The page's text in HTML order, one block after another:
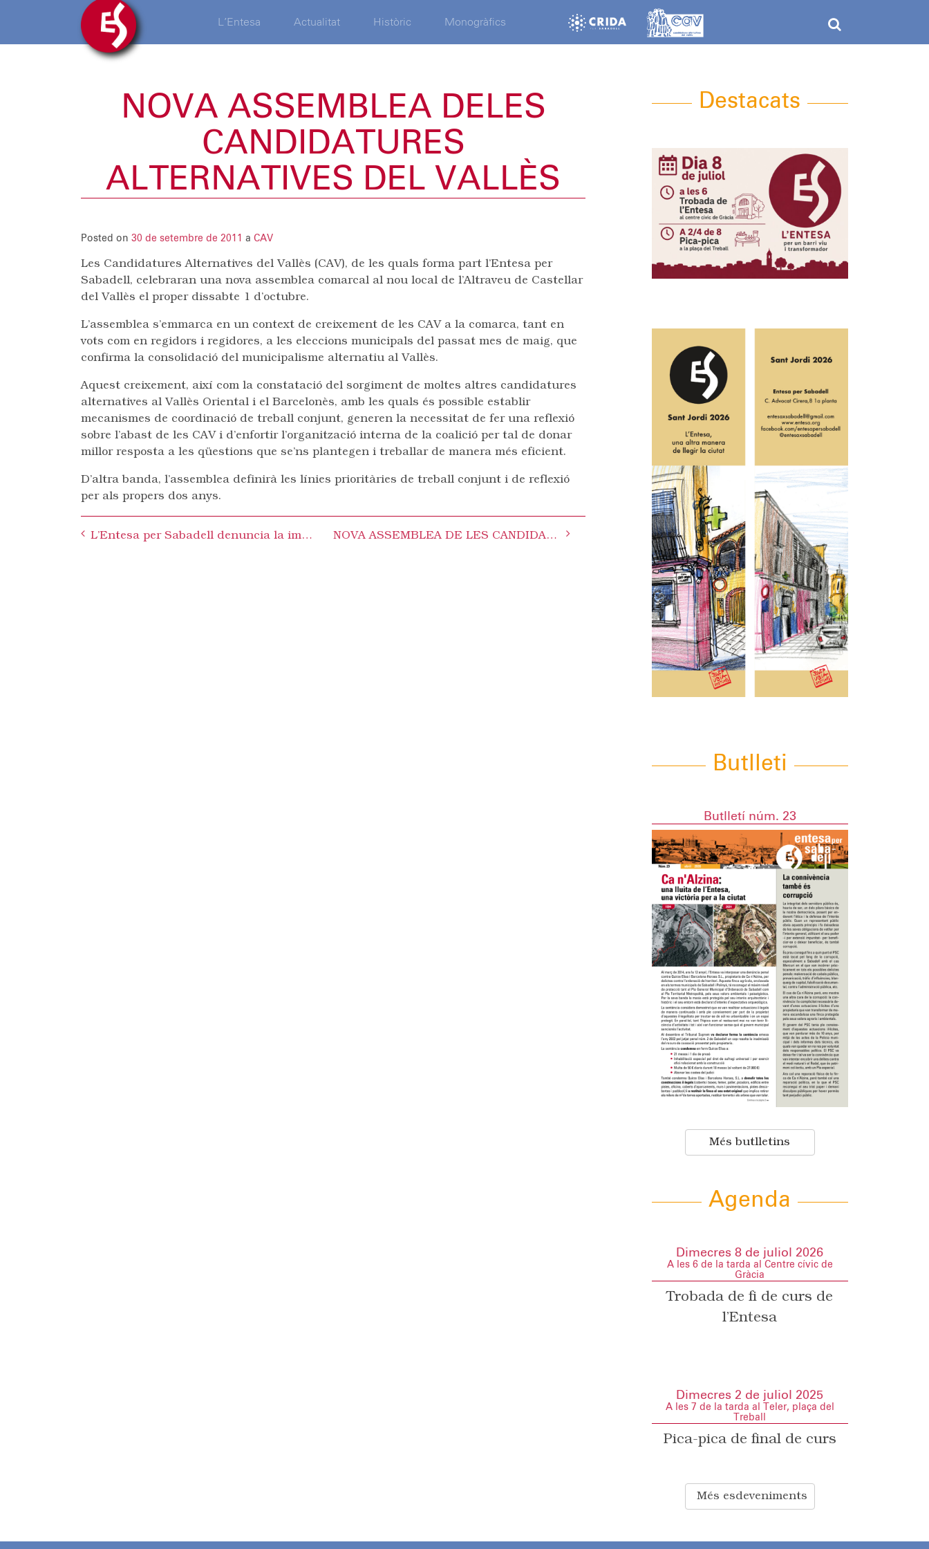
L’Entesa Actualitat Històric Monogràfics
NOVA ASSEMBLEA DELES
CANDIDATURES
ALTERNATIVES DEL VALLÈS
Posted on 30 de setembre de 2011 a CAV
Les Candidatures Alternatives del Vallès (CAV), de les quals forma part l’Entesa per
Sabadell, celebraran una nova assemblea comarcal al nou local de l’Altraveu de Castellar
del Vallès el proper dissabte 1 d’octubre.
L’assemblea s’emmarca en un context de creixement de les CAV a la comarca, tant en
vots com en regidors i regidores, a les eleccions municipals del passat mes de maig, que
confirma la consolidació del municipalisme alternatiu al Vallès.
Aquest creixement, així com la constatació del sorgiment de moltes altres candidatures
alternatives al Vallès Oriental i el Barcelonès, amb les quals és possible establir
mecanismes de coordinació de treball conjunt, generen la necessitat de fer una reflexió
sobre l’abast de les CAV i d’enfortir l’organització interna de la coalició per tal de donar
millor resposta a les qüestions que se’ns plantegen i treballar de manera més eficient.
D’altra banda, l’assemblea definirà les línies prioritàries de treball conjunt i de reflexió
per als propers dos anys.
navigation
L’Entesa per Sabadell denuncia la imposició de places d’aparcament de zona blava a la Creu Alta NOVA ASSEMBLEA DE LES CANDIDATURES ALTERNATIVES DEL VALLÈS
Destacats
Butlleti
Butlletí núm. 23
Més butlletins
Agenda
Dimecres 8 de juliol 2026
A les 6 de la tarda al Centre cívic de
Gràcia
Trobada de fi de curs de
l’Entesa
Dimecres 2 de juliol 2025
A les 7 de la tarda al Teler, plaça del
Treball
Pica-pica de final de curs
Més esdeveniments